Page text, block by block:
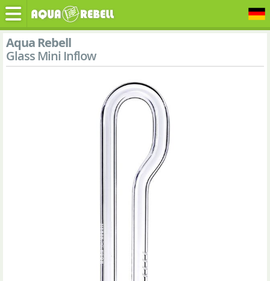
Aqua Rebell
Glass Mini Inflow